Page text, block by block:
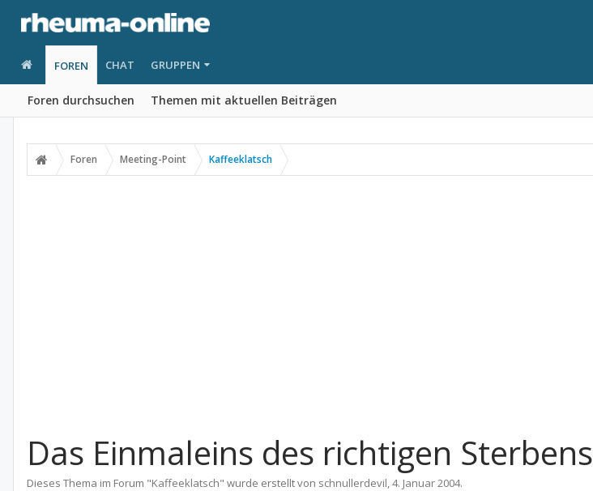
FOREN
Foren durchsuchen Themen mit aktuellen Beiträgen
CHAT GRUPPEN
Foren Meeting-Point Kaffeeklatsch
Das Einmaleins des richtigen Sterbens
Dieses Thema im Forum "Kaffeeklatsch" wurde erstellt von schnullerdevil,4. Januar 2004.